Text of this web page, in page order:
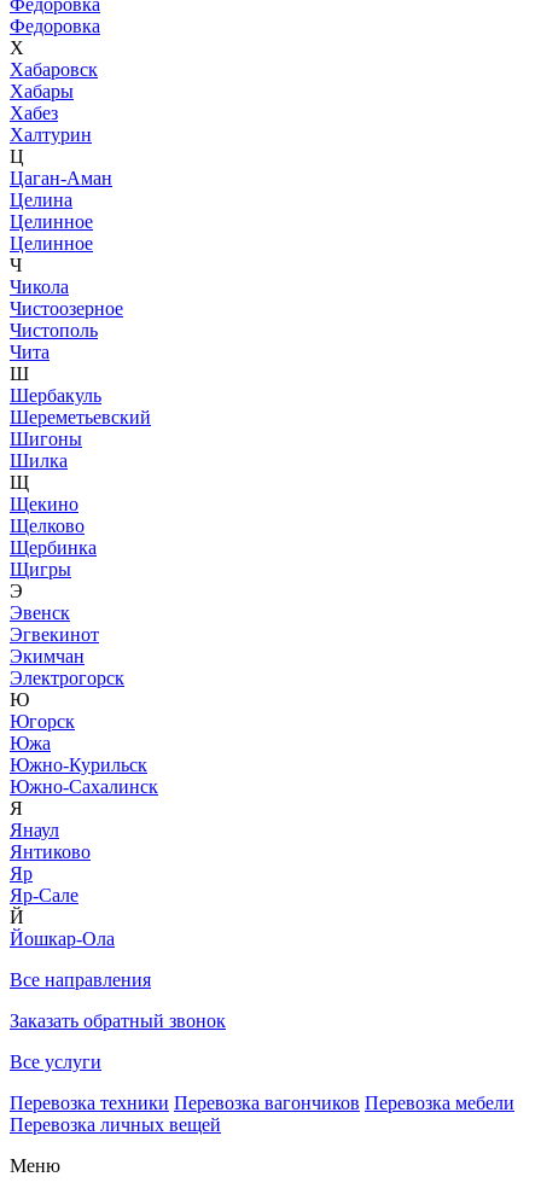
Федоровка
Х
Хабаровск
Хабары
Хабез
Халтурин
Ц
Цаган-Аман
Целина
Целинное
Целинное
Ч
Чикола
Чистоозерное
Чистополь
Чита
Ш
Шербакуль
Шереметьевский
Шигоны
Шилка
Щ
Щекино
Щелково
Щербинка
Щигры
Э
Эвенск
Эгвекинот
Экимчан
Электрогорск
Ю
Югорск
Южа
Южно-Курильск
Южно-Сахалинск
Я
Янаул
Янтиково
Яр
Яр-Сале
Й
Йошкар-Ола
Все направления
Заказать обратный звонок
Все услуги
Перевозка техники Перевозка вагончиков Перевозка мебели
Перевозка личных вещей
Меню